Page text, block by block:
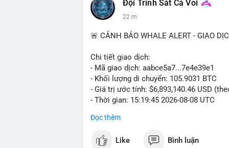
📰 Nguồn: Cointelegraph
Đội Trinh Sát Cá Voi
22 m
🚨 CẢNH BÁO WHALE ALERT - GIAO
Chi tiết giao dịch:
- Mã giao dịch: aabce5a7...7e4e39e1
- Khối lượng di chuyển: 105.9031 BTC
- Giá trị ước tính: $6,893,140.46 USD
- Thời gian: 15:19:45 2026-08-08 UTC
Nhận định phân tích:
nhất cho thấy dấu hiệu của một tổ
Đọc thêm
Like Bình luận